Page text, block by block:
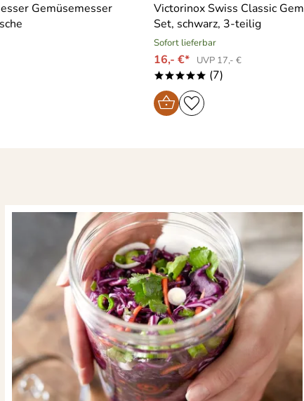
Gemüsemesser
Victorinox Swiss Classic
Set, schwarz, 3-teilig
Sofort lieferbar
16,- €* UVP 17,- €
***** (7)